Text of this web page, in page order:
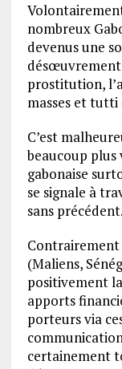
nombreux
devenus une
prostitution,
masses et tutti
C’est
beaucoup plus
gabonaise
se signale à
sans précédent.
Contrairement
(Maliens,
positivement
apports
porteurs via
certainement